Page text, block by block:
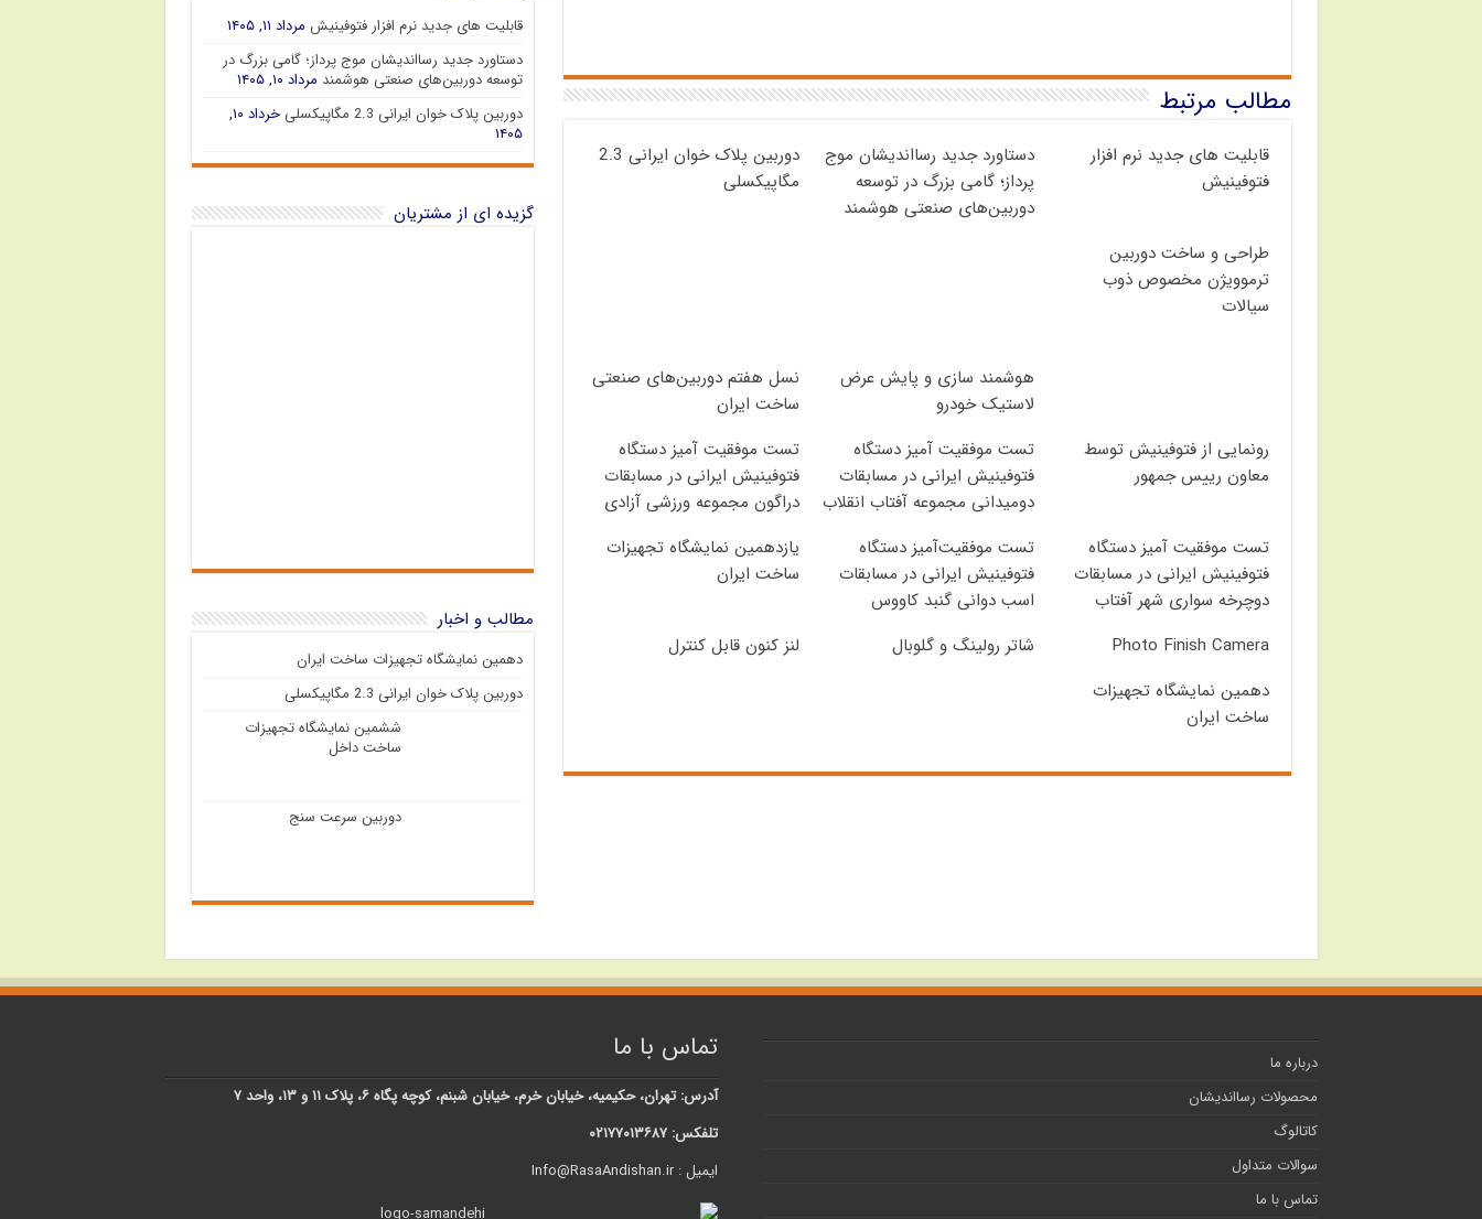
مطالب مرتبط
قابلیت های جدید نرم افزار
فتوفینیش
دستاورد جدید رسااندیشان موج
پرداز؛ گامی بزرگ در توسعه
دوربین‌های صنعتی هوشمند
دوربین پلاک خوان ایرانی 2.3
مگاپیکسلی
طراحی و ساخت دوربین
ترموویژن مخصوص ذوب
سیالات
هوشمند سازی و پایش عرض
لاستیک خودرو
نسل هفتم دوربین‌های صنعتی
ساخت ایران
رونمایی از فتوفینیش توسط
معاون رییس جمهور
تست موفقیت آمیز دستگاه
فتوفینیش ایرانی در مسابقات
دومیدانی مجموعه آفتاب انقلاب
تست موفقیت آمیز دستگاه
فتوفینیش ایرانی در مسابقات
دراگون مجموعه ورزشی آزادی
تست موفقیت آمیز دستگاه
فتوفینیش ایرانی در مسابقات
دوچرخه سواری شهر آفتاب
تست موفقیت‌آمیز دستگاه
فتوفینیش ایرانی در مسابقات
اسب دوانی گنبد کاووس
یازدهمین نمایشگاه تجهیزات
ساخت ایران
Photo Finish Camera شاتر رولینگ و گلوبال
لنز کنون قابل کنترل
دهمین نمایشگاه تجهیزات
ساخت ایران
قابلیت های جدید نرم افزار فتوفینیش مرداد ۱۱, ۱۴۰۵
دستاورد جدید رسااندیشان موج پرداز؛ گامی بزرگ در
توسعه دوربین‌های صنعتی هوشمند مرداد ۱۰, ۱۴۰۵
دوربین پلاک خوان ایرانی 2.3 مگاپیکسلی
خرداد ۱۰,
۱۴۰۵
گزیده ای از مشتریان
مطالب و اخبار
دهمین نمایشگاه تجهیزات ساخت ایران
دوربین پلاک خوان ایرانی 2.3 مگاپیکسلی
ششمین نمایشگاه تجهیزات
ساخت داخل
دوربین سرعت سنج
درباره ما
محصولات رسااندیشان
کاتالوگ
سوالات متداول
تماس با ما
تماس با ما
آدرس: تهران، حکیمیه، خیابان خرم، خیابان شبنم، کوچه پگاه ۶، پلاک ۱۱ و ۱۳، واحد ۷
تلفکس: ۰۲۱۷۷۰۱۳۶۸۷
ایمیل : Info@RasaAndishan.ir